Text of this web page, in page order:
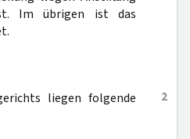
Im übrigen ist das
2
liegen folgende